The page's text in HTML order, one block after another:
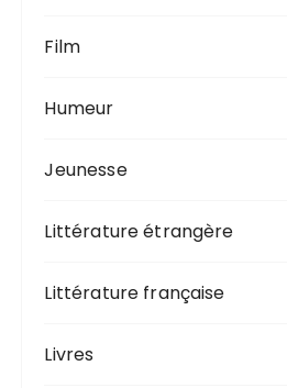
Film
Humeur
Jeunesse
Littérature étrangère
Littérature française
Livres